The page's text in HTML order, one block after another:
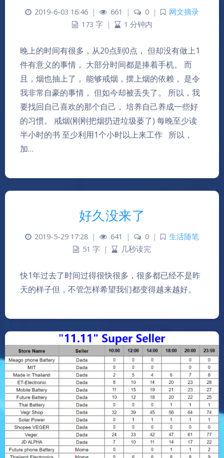
2019-6-03 16:46 | 661 | 0 |
网文摘录
173 字
| 1 分钟内
晚上的时间有很多，从20点到0点， 但却没有做上1
件有意义的事情， 大部分时间都是捧着手机。 而
且，烟也抽上了， 能够戒烟，摆上烟的依赖， 是令
我非常自豪的事情， 但如今却被丢失了。 所以，我
要找回自己喜欢的那个自己， 培养自己养成一些好
的习惯。 戒烟(刚刚把烟扔进垃圾蒌了) 每晚至少读
半小时的书 至少利用1个小时以上来工作 所以，
加…
好久没来了
2019-5-29 17:28 | 641 | 0 |
生活随笔
51 字 | 几秒读完
快1年过去了时间过得很快很多，很多都已经不是昨
天的样子但，不管怎样希望我们都变得越来越好。